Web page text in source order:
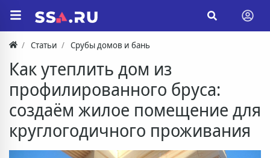
Статьи Срубы домов и бань
Как утеплить дом из
профилированного бруса:
создаём жилое помещение для
круглогодичного проживания